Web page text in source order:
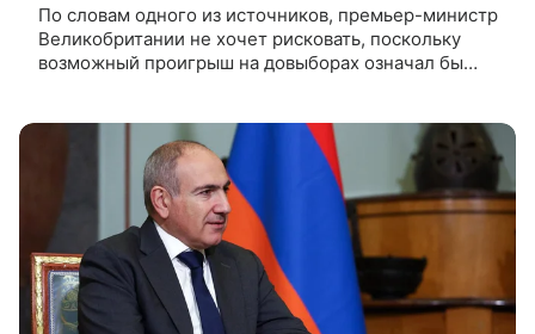
По словам одного из источников, премьер-министр
Великобритании не хочет рисковать, поскольку
возможный проигрыш на довыборах означал бы